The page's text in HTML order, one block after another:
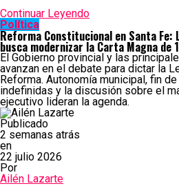
Continuar Leyendo
Política
Reforma Constitucional en Santa Fe:
busca modernizar la Carta Magna de
El Gobierno provincial y las
avanzan en el debate para dictar la
Reforma. Autonomía municipal, fin
indefinidas y la discusión sobre el
ejecutivo lideran la agenda.
Publicado
2 semanas atrás
en
22 julio 2026
Por
Ailén Lazarte